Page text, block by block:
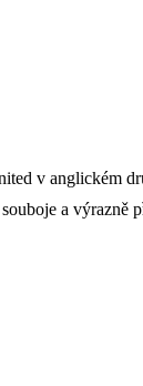
v anglickém
a výrazně